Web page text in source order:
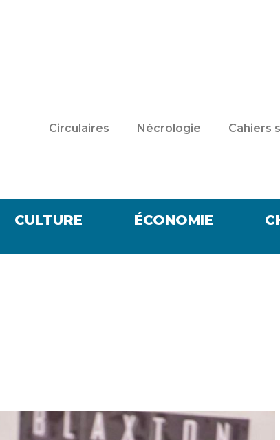
Circulaires Nécrologie Cahiers
CULTURE ÉCONOMIE